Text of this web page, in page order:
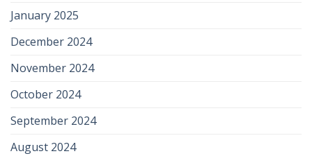
January 2025
December 2024
November 2024
October 2024
September 2024
August 2024